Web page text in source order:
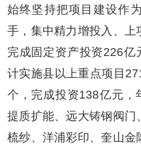
始终坚持把项目建设作
手，集中精力增投入、
完成固定资产投资226亿
计实施县以上重点项目
个，完成投资138亿元，
提质扩能、远大铸钢阀
梳纱、洋浦彩印、奎山金